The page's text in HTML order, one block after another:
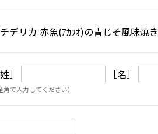
デリカ 赤魚(ｱｶｳｵ)の青じそ風味焼き
］ ［名］
角で入力してください）